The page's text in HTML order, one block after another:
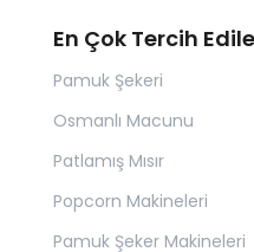
En Çok Tercih
Pamuk Şekeri
Osmanlı Macunu
Patlamış Mısır
Popcorn Makineleri
Pamuk Şeker Makineleri